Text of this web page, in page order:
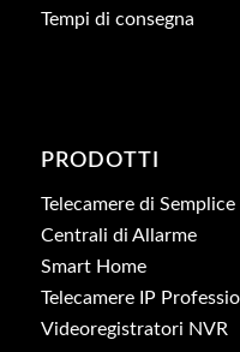
Tempi di consegna
PRODOTTI
Telecamere di
Centrali di Allarme
Smart Home
Telecamere IP
Videoregistratori NVR